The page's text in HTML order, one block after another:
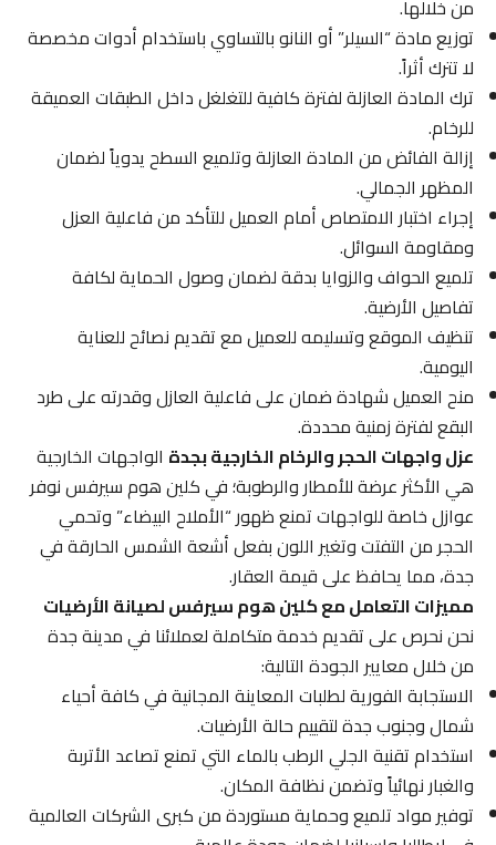
من خلالها.
توزيع مادة “السيلر” أو النانو بالتساوي باستخدام أدوات مخصصة
لا تترك أثراً.
ترك المادة العازلة لفترة كافية للتغلغل داخل الطبقات العميقة
للرخام.
إزالة الفائض من المادة العازلة وتلميع السطح يدوياً لضمان
المظهر الجمالي.
إجراء اختبار الامتصاص أمام العميل للتأكد من فاعلية العزل
ومقاومة السوائل.
تلميع الحواف والزوايا بدقة لضمان وصول الحماية لكافة
تفاصيل الأرضية.
تنظيف الموقع وتسليمه للعميل مع تقديم نصائح للعناية
اليومية.
منح العميل شهادة ضمان على فاعلية العازل وقدرته على طرد
البقع لفترة زمنية محددة.
عزل واجهات الحجر والرخام الخارجية بجدةالواجهات الخارجية
هي الأكثر عرضة للأمطار والرطوبة؛ في كلين هوم سيرفس نوفر
عوازل خاصة للواجهات تمنع ظهور “الأملاح البيضاء” وتحمي
الحجر من التفتت وتغير اللون بفعل أشعة الشمس الحارقة في
جدة، مما يحافظ على قيمة العقار.
مميزات التعامل مع كلين هوم سيرفس لصيانة الأرضيات
نحن نحرص على تقديم خدمة متكاملة لعملائنا في مدينة جدة
من خلال معايير الجودة التالية:
الاستجابة الفورية لطلبات المعاينة المجانية في كافة أحياء
شمال وجنوب جدة لتقييم حالة الأرضيات.
استخدام تقنية الجلي الرطب بالماء التي تمنع تصاعد الأتربة
والغبار نهائياً وتضمن نظافة المكان.
توفير مواد تلميع وحماية مستوردة من كبرى الشركات العالمية